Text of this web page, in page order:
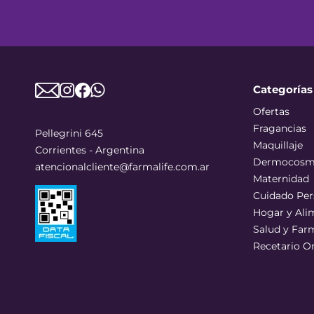
Pellegrini 645
Corrientes - Argentina
atencionalcliente@farmalife.com.ar
Categorías
Ofertas
Fragancias
Maquillaje
Maternidad
Cuidado
Hogar y
Salud y
Recetario